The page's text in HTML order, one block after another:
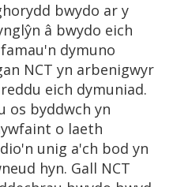
bwydo ar y
â bwydo eich
dymuno
NCT yn arbenigwyr
eich dymuniad.
os byddwch yn
o laeth
unig a'ch bod yn
hyn. Gall NCT